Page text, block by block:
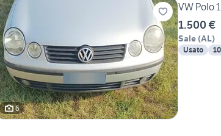
6
VW Polo
1.500 €
Sale (AL)
Usato